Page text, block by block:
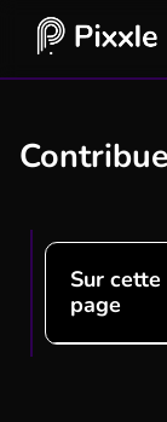
Sur cette
page